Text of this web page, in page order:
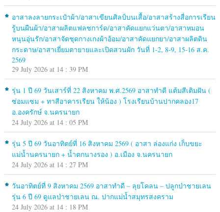
อาสาลงลายกระเป๋าผ้า/อาสาเขียนศิลป์บนเสื้อ/อาสาสร้างสื่อการเรียน
รู้บนผืนผ้า/อาสาผลิตแฟลชการ์ด/อาสาคัดแยกแว่นตา/อาสาหมอน
หนุนอุ่นรัก/อาสาจัดชุดกางเกงผ้าอ้อม/อาสาคัดแยกยา/อาสาผลิตดิน
กระดาษ/อาสาเยี่ยมตายายและเปิดสวนผัก วันที่ 1-2, 8-9, 15-16 ส.ค.
2569
29 July 2026 at 14 : 39 PM
รุ่น 1 ปี 69 วันเสาร์ที่ 22 สิงหาคม พ.ศ.2569 อาสาทำดี แต้มสีเติมฝัน (
ซ่อมแซม + ทาสีอาคารเรียน ให้น้อง ) โรงเรียนบ้านปากคลอง17
อ.องครักษ์ จ.นครนายก
24 July 2026 at 14 : 05 PM
รุ่น 5 ปี 69 วันอาทิตย์ที่ 16 สิงหาคม 2569 ( อาสา ล่องแก่ง เก็บขยะ
แม่น้ำนครนายก + น้ำตกนางรอง ) อ.เมือง จ.นครนายก
24 July 2026 at 14 : 27 PM
วันอาทิตย์ที่ 9 สิงหาคม 2569 อาสาทำดี – ลุยโคลน – ปลูกป่าชายเลน
รุ่น 6 ปี 69 ดูแลป่าชายเลน ณ. ปากแม่น้ำสมุทรสงคราม
24 July 2026 at 14 : 18 PM